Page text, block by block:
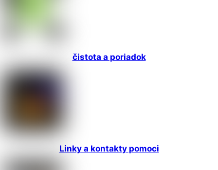
čistota a poriadok
Linky a kontakty pomoci